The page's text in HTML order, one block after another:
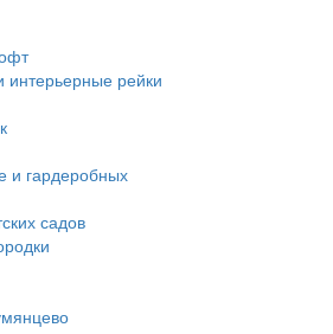
интерьерные рейки
и гардеробных
садов